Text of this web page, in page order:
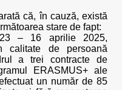
că, în cauză, există
stare de fapt:
– 16 aprilie 2025,
calitate de persoană
a trei contracte de
ERASMUS+ ale
un număr de 85